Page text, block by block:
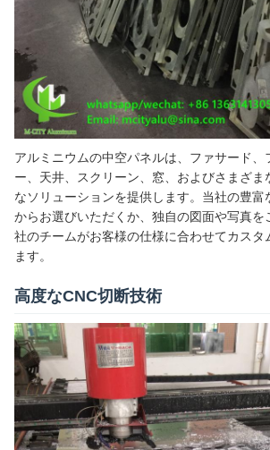
アルミニウムの中空パネルは、ファサード、
ー、天井、スクリーン、窓、およびさまざま
なソリューションを提供します。当社の豊富
からお選びいただくか、独自の図面や写真を
社のチームがお客様の仕様に合わせてカスタ
ます。
高度なCNC切断技術